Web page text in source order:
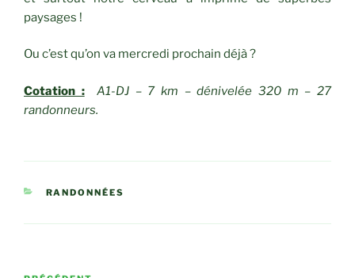
paysages !
Ou c’est qu’on va mercredi prochain déjà ?
Cotation :A1-DJ – 7 km – dénivelée 320 m – 27
randonneurs.
CATÉGORIES
RANDONNÉES
Navigation